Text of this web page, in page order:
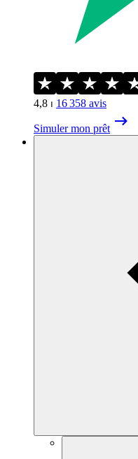
4,8 ⏐ 16 358 avis
Simuler mon prêt